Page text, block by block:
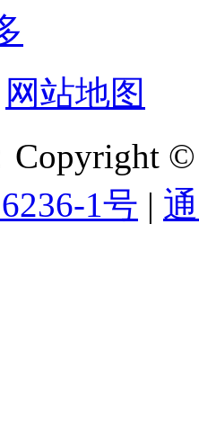
网站地图
Copyright
1号 |